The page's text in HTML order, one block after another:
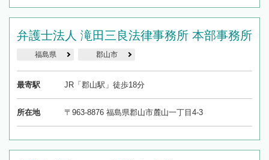
弁護士法人 滝田三良法律事務所 本部事務所
福島県 郡山市
最寄駅 JR「郡山駅」徒歩18分
所在地 〒963-8876 福島県郡山市麓山一丁目4-3